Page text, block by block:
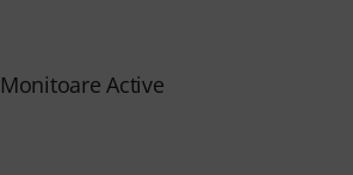
Monitoare Active